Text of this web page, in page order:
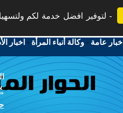
لتوفير افضل خدمة لكم
أخبار عامة -وكالة أنباء المرأة - اخبار